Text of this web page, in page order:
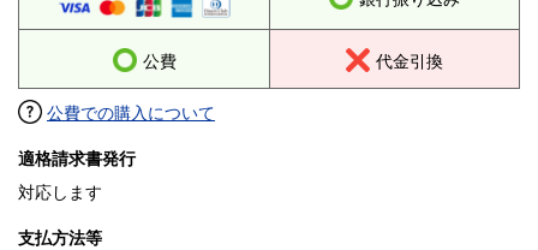
公費 代金引換
公費での購入について
適格請求書発行
対応します
支払方法等